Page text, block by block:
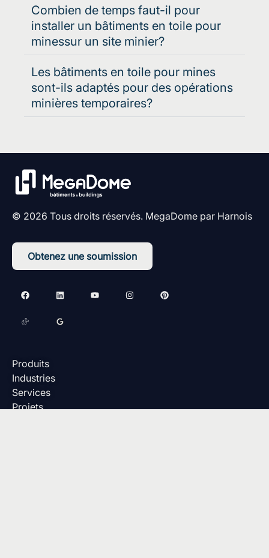
Combien de temps faut-il pour
installer un bâtiments en toile pour
minessur un site minier?
Les bâtiments en toile pour mines
sont-ils adaptés pour des opérations
minières temporaires?
© 2026 Tous droits réservés. MegaDome par Harnois
Obtenez une soumission
Produits
Industries
Services
Projets